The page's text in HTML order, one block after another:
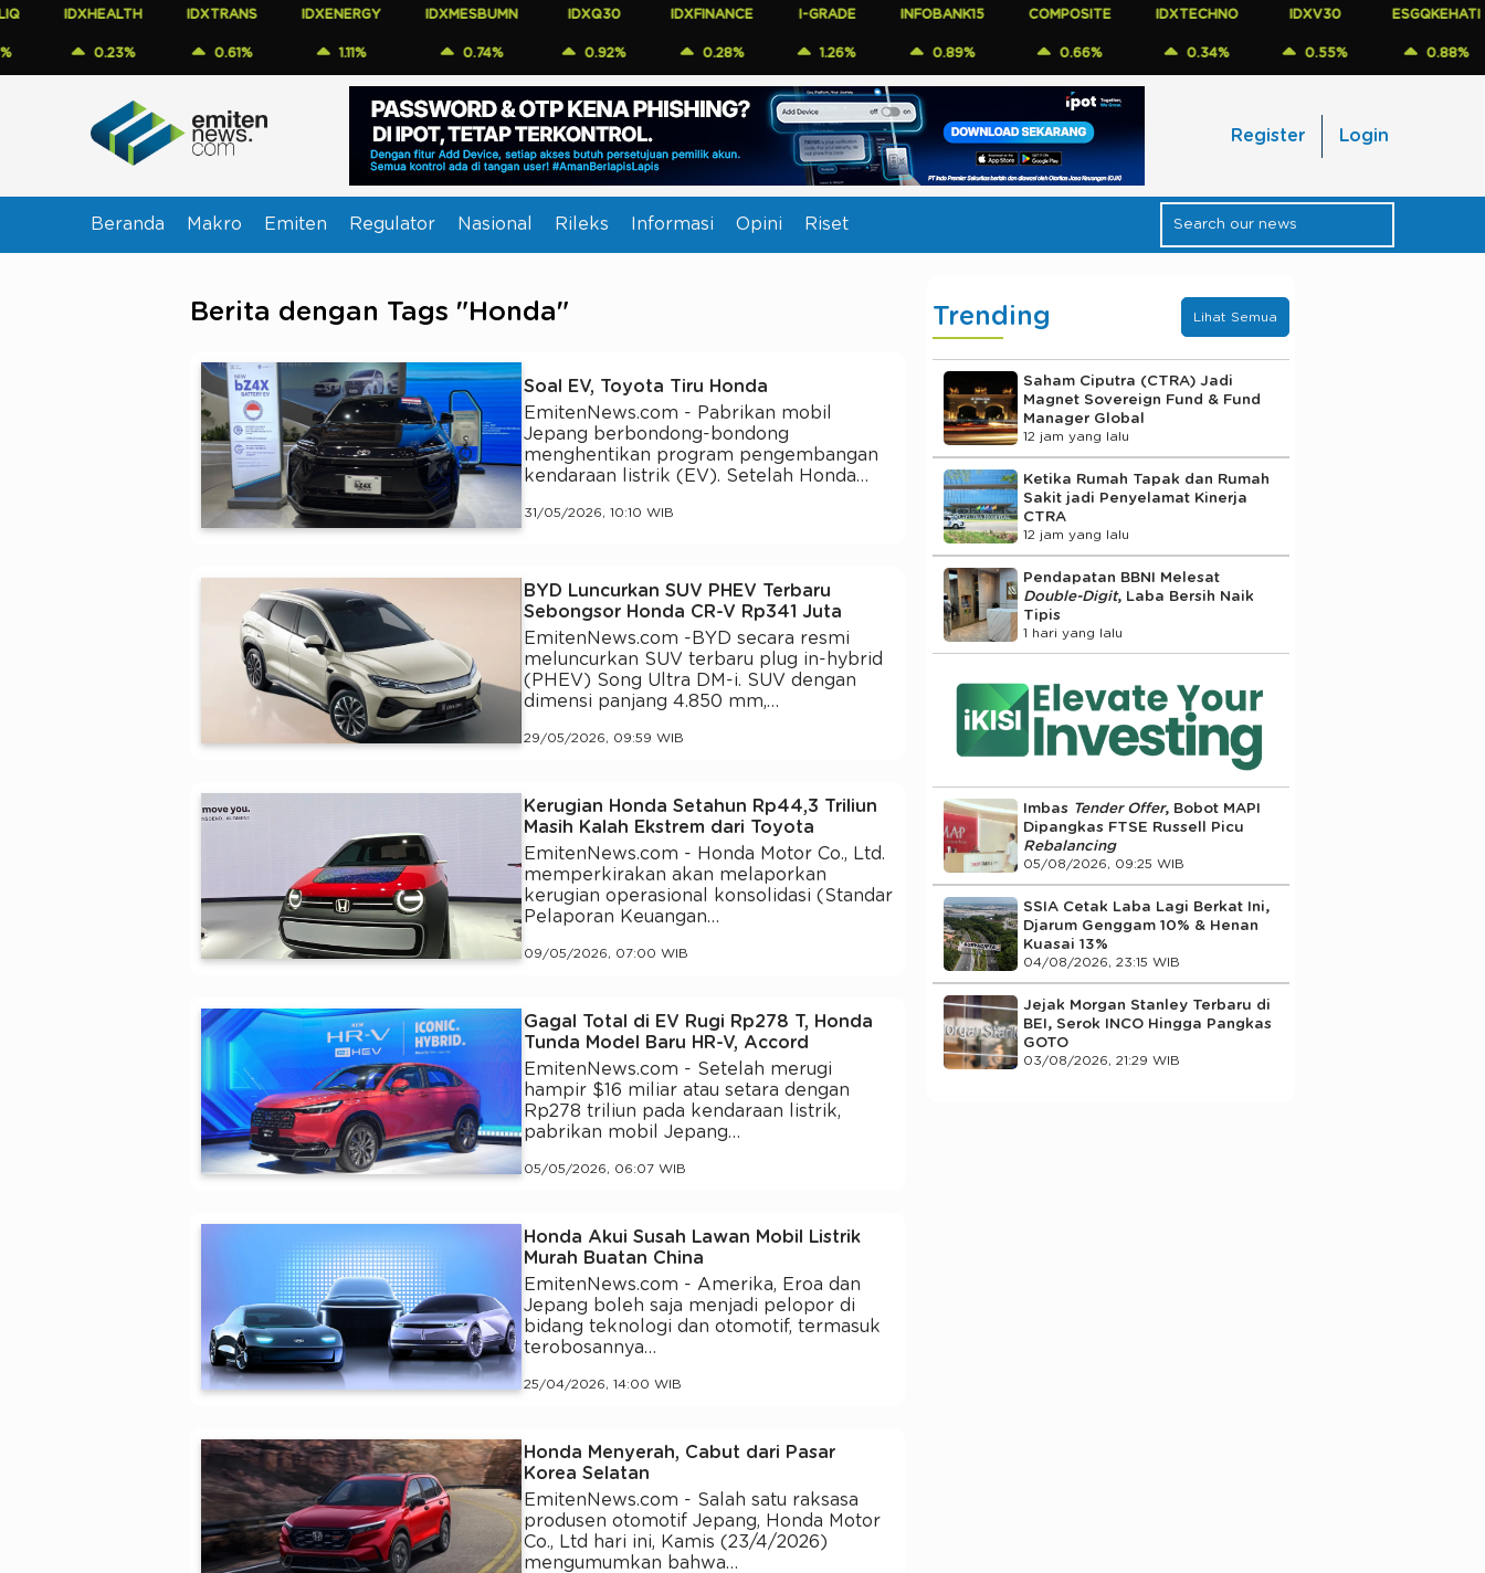
IDXHEALTH
0.23%
IDXTRANS IDXENERGY IDXMESBUMN IDXQ30
0.92%
IDXFINANCE
0.28%
I-GRADE INFOBANK15
0.89%
COMPOSITE
0.66%
IDXTECHNO
0.34%
IDXV30
0.55%
ESGQKEHATI
0.88%
Register Login
Beranda Makro Emiten Regulator Nasional Rileks Informasi Opini Riset
Berita dengan Tags "Honda"
Soal EV, Toyota Tiru Honda
EmitenNews.com - Pabrikan mobil
Jepang berbondong-bondong
menghentikan program pengembangan
kendaraan listrik (EV). Setelah Honda…
31/05/2026, 10:10 WIB
BYD Luncurkan SUV PHEV Terbaru
Sebongsor Honda CR-V Rp341 Juta
EmitenNews.com -BYD secara resmi
meluncurkan SUV terbaru plug in-hybrid
(PHEV) Song Ultra DM-i. SUV dengan
dimensi panjang 4.850 mm,…
29/05/2026, 09:59 WIB
Kerugian Honda Setahun Rp44,3 Triliun
Masih Kalah Ekstrem dari Toyota
EmitenNews.com - Honda Motor Co., Ltd.
memperkirakan akan melaporkan
kerugian operasional konsolidasi (Standar
Pelaporan Keuangan…
09/05/2026, 07:00 WIB
Gagal Total di EV Rugi Rp278 T, Honda
Tunda Model Baru HR-V, Accord
EmitenNews.com - Setelah merugi
hampir $16 miliar atau setara dengan
Rp278 triliun pada kendaraan listrik,
pabrikan mobil Jepang…
05/05/2026, 06:07 WIB
Honda Akui Susah Lawan Mobil Listrik
Murah Buatan China
EmitenNews.com - Amerika, Eroa dan
Jepang boleh saja menjadi pelopor di
bidang teknologi dan otomotif, termasuk
terobosannya…
25/04/2026, 14:00 WIB
Honda Menyerah, Cabut dari Pasar
Korea Selatan
EmitenNews.com - Salah satu raksasa
produsen otomotif Jepang, Honda Motor
Co., Ltd hari ini, Kamis (23/4/2026)
mengumumkan bahwa…
Trending Lihat Semua
Saham Ciputra (CTRA) Jadi
Magnet Sovereign Fund & Fund
Manager Global
12 jam yang lalu
Ketika Rumah Tapak dan Rumah
Sakit jadi Penyelamat Kinerja
CTRA
12 jam yang lalu
Pendapatan BBNI Melesat
Double-Digit, Laba Bersih Naik
Tipis
1 hari yang lalu
Imbas Tender Offer, Bobot MAPI
Dipangkas FTSE Russell Picu
Rebalancing
05/08/2026, 09:25 WIB
SSIA Cetak Laba Lagi Berkat Ini,
Djarum Genggam 10% & Henan
Kuasai 13%
04/08/2026, 23:15 WIB
Jejak Morgan Stanley Terbaru di
BEI, Serok INCO Hingga Pangkas
GOTO
03/08/2026, 21:29 WIB